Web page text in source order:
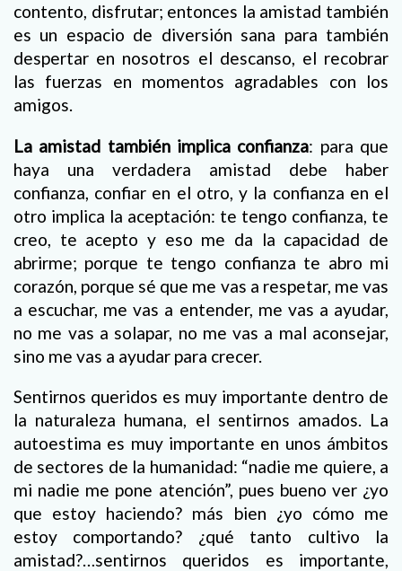
contento, disfrutar; entonces la amistad también
es un espacio de diversión sana para también
despertar en nosotros el descanso, el recobrar
las fuerzas en momentos agradables con los
amigos.
La amistad también implica confianza: para que
haya una verdadera amistad debe haber
confianza, confiar en el otro, y la confianza en el
otro implica la aceptación: te tengo confianza, te
creo, te acepto y eso me da la capacidad de
abrirme; porque te tengo confianza te abro mi
corazón, porque sé que me vas a respetar, me vas
a escuchar, me vas a entender, me vas a ayudar,
no me vas a solapar, no me vas a mal aconsejar,
sino me vas a ayudar para crecer.
Sentirnos queridos es muy importante dentro de
la naturaleza humana, el sentirnos amados. La
autoestima es muy importante en unos ámbitos
de sectores de la humanidad: “nadie me quiere, a
mi nadie me pone atención”, pues bueno ver ¿yo
que estoy haciendo? más bien ¿yo cómo me
estoy comportando? ¿qué tanto cultivo la
amistad?…sentirnos queridos es importante,